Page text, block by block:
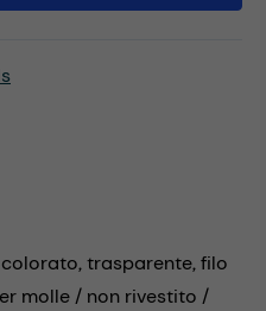
trasparente, filo
molle / non rivestito /